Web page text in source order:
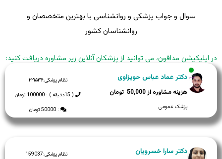
سوال و جواب پزشکی و روانشناسی با بهترین متخصصان و
روانشناسان کشور
در اپلیکیشن مدافون، می توانید از پزشکان آنلاین زیر مشاوره دریافت کنید:
نظام پزشکی:۲۲۱۵۳۶
( 15دقیقه ) : 100000 تومان
: 50000 تومان
دکتر عماد عباس حویزاوی
50,000
پزشک عمومی
نظام پزشکی:159037
دکتر سارا خسرویان